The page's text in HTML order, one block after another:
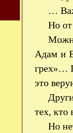
…
Но от
Адам и
грех»…
это
тех, кто
Но